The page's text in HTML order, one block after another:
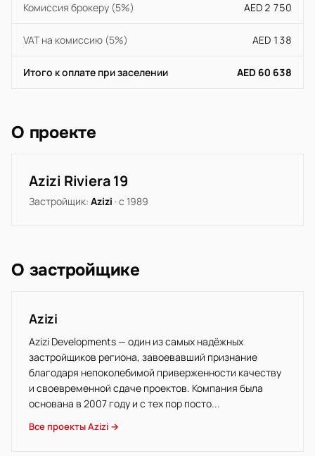
Комиссия брокеру (5%) AED 2 750
VAT на комиссию (5%) AED 138
Итого к оплате при заселении AED 60 638
О проекте
Azizi Riviera 19
Застройщик: Azizi · с 1989
О застройщике
Azizi
Azizi Developments — один из самых надёжных
застройщиков региона, завоевавший признание
благодаря непоколебимой приверженности качеству
и своевременной сдаче проектов. Компания была
основана в 2007 году и с тех пор посто...
Все проекты Azizi →